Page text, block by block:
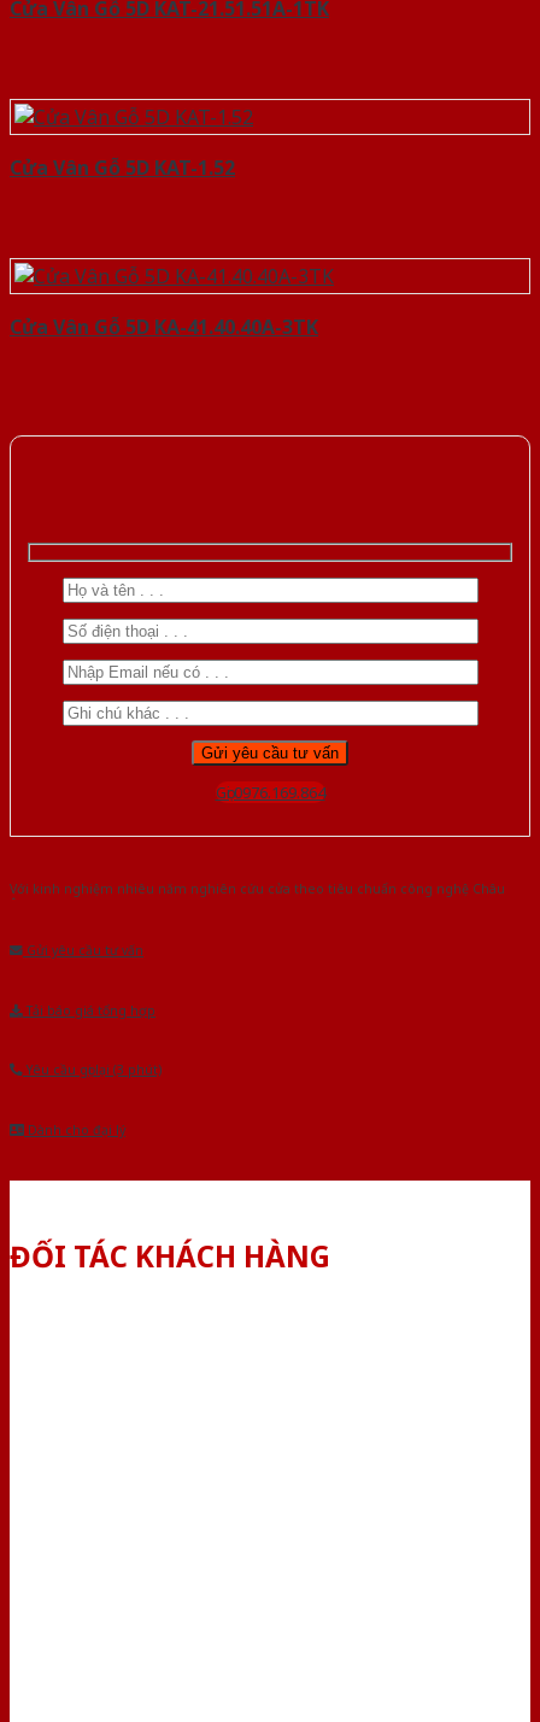
Cửa Vân Gỗ 5D KAT-21.51.51A-1TK
Cửa Vân Gỗ 5D KAT-1.52
Cửa Vân Gỗ 5D KA-41.40.40A-3TK
Gọi 0976.169.864
Với kinh nghiệm nhiêu năm nghiên cứu cửa theo tiêu chuẩn công nghệ Châu
Âu.Chúng tôi tự tin là nhà sản xuất & cung cấp hàng đầu tại Việt Nam!
Gửi yêu cầu tư vấn
Tải báo giá tổng hợp
Yêu cầu gọi lại (3 phút)
Dành cho đại lý
ĐỐI TÁC KHÁCH HÀNG